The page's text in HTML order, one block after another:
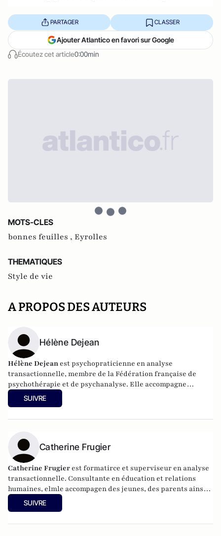
Écoutez cet article0:00min
PARTAGER CLASSER
Ajouter Atlantico en favori sur Google
MOTS-CLES
bonnes feuilles , Eyrolles
THEMATIQUES
Style de vie
A PROPOS DES AUTEURS
Hélène Dejean
Hélène Dejean est psychopraticienne en analyse
transactionnelle, membre de la Fédération française de
psychothérapie et de psychanalyse. Elle accompagne
adolescents et adultes en psychothérapie individuelle, en
groupe et en couple.
SUIVRE
Catherine Frugier
Catherine Frugier est formatirce et superviseur en analyse
transactionnelle. Consultante en éducation et relations
humaines, elmle accompagen des jeunes, des parents ainsi
que des professionnelels des "métiers de l'humain" (coaches,
enseignants, professionnelsdu secteur médico-social, etc.).
SUIVRE